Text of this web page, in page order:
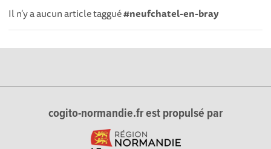
Il n'y a aucun article taggué#neufchatel-en-bray
cogito-normandie.fr est propulsé par